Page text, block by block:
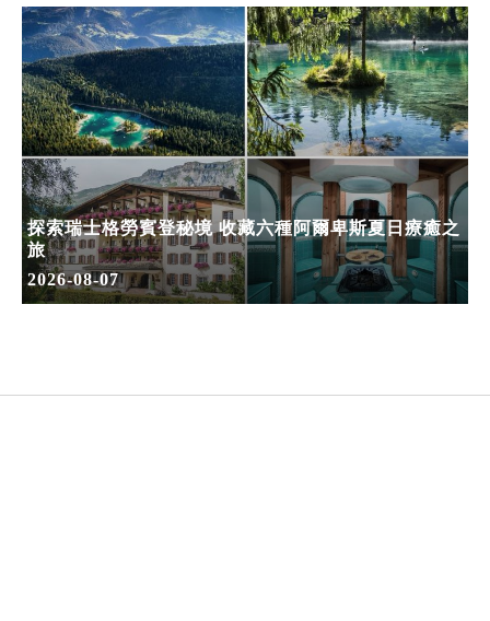
探索瑞士格勞賓登秘境 收藏六種阿爾卑斯夏日療癒之
旅
2026-08-07